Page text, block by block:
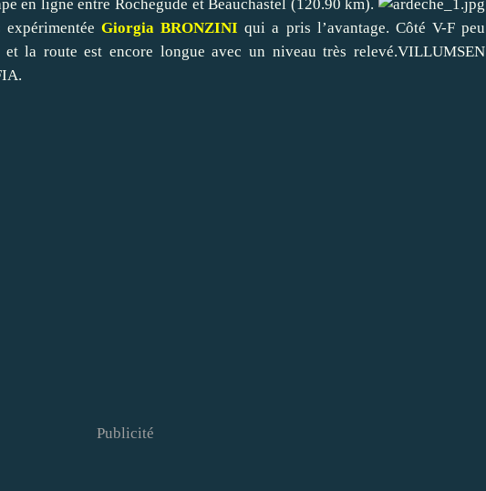
en ligne entre Rochegude et Beauchastel (120.90 km).
Giorgia BRONZINI qui a pris l’avantage. Côté V-F peu
la route est encore longue avec un niveau très relevé.VILLUMSEN
Publicité